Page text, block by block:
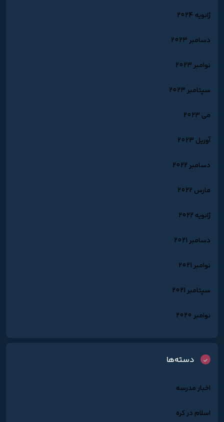
ژانویه 2024
دسامبر 2023
نوامبر 2023
سپتامبر 2023
می 2023
آوریل 2023
دسامبر 2022
مارس 2022
ژانویه 2022
دسامبر 2021
نوامبر 2021
سپتامبر 2021
نوامبر 2020
دسته‌ها
اخبار مدرسه
اسلام در کره